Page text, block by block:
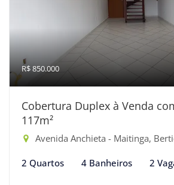
R$ 850.000
Cobertura Duplex à Venda
117m²
Avenida Anchieta - Maitinga,
2 Quartos 4 Banheiros 2